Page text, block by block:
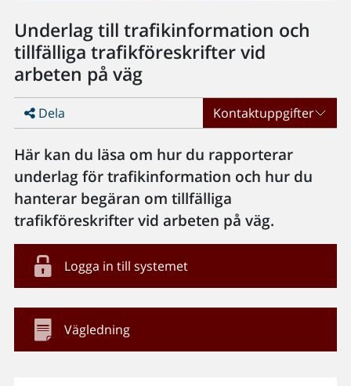
Underlag till trafikinformation och
tillfälliga trafikföreskrifter vid
arbeten på väg
Dela Kontaktuppgifter
Här kan du läsa om hur du rapporterar
underlag för trafikinformation och hur du
hanterar begäran om tillfälliga
trafikföreskrifter vid arbeten på väg.
Logga in till systemet
Vägledning